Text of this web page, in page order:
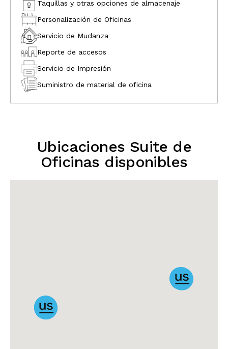
Taquillas y otras opciones de almacenaje
Personalización de Oficinas
Servicio de Mudanza
Reporte de accesos
Servicio de Impresión
Suministro de material de oficina
Ubicaciones Suite de
Oficinas disponibles